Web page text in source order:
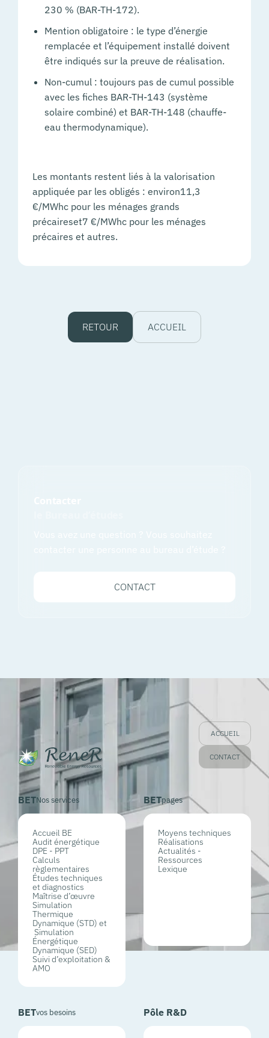
230 % (BAR-TH-172).
Mention obligatoire : le type d’énergie
remplacée et l’équipement installé doivent
être indiqués sur la preuve de réalisation.
Non-cumul : toujours pas de cumul possible
avec les fiches BAR-TH-143 (système
solaire combiné) et BAR-TH-148 (chauffe-
eau thermodynamique).
Les montants restent liés à la valorisation
appliquée par les obligés : environ11,3
€/MWhc pour les ménages grands
précaireset7 €/MWhc pour les ménages
précaires et autres.
RETOUR ACCUEIL
CONTACT
ACCUEIL
CONTACT
BETNos services
Accueil BE
Audit énergétique
DPE - PPT
Calculs
règlementaires
Études techniques
et diagnostics
Maîtrise d’œuvre
Simulation
Thermique
Dynamique (STD) et
Simulation
Énergétique
Dynamique (SED)
Suivi d’exploitation &
AMO
BETpages
Moyens techniques
Réalisations
Actualités -
Ressources
Lexique
BETvos besoins Pôle R&D